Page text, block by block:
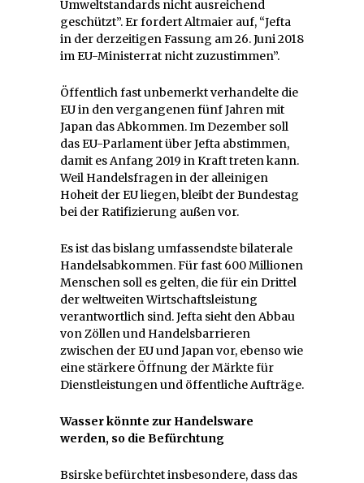
Umweltstandards nicht ausreichend
geschützt”. Er fordert Altmaier auf, “Jefta
in der derzeitigen Fassung am 26. Juni 2018
im EU-Ministerrat nicht zuzustimmen”.
Öffentlich fast unbemerkt verhandelte die
EU in den vergangenen fünf Jahren mit
Japan das Abkommen. Im Dezember soll
das EU-Parlament über Jefta abstimmen,
damit es Anfang 2019 in Kraft treten kann.
Weil Handelsfragen in der alleinigen
Hoheit der EU liegen, bleibt der Bundestag
bei der Ratifizierung außen vor.
Es ist das bislang umfassendste bilaterale
Handelsabkommen. Für fast 600 Millionen
Menschen soll es gelten, die für ein Drittel
der weltweiten Wirtschaftsleistung
verantwortlich sind. Jefta sieht den Abbau
von Zöllen und Handelsbarrieren
zwischen der EU und Japan vor, ebenso wie
eine stärkere Öffnung der Märkte für
Dienstleistungen und öffentliche Aufträge.
Wasser könnte zur Handelsware
werden, so die Befürchtung
Bsirske befürchtet insbesondere, dass das